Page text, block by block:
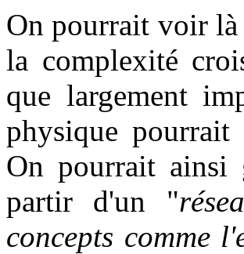
On pourrait voir là
la complexité
que largement
physique
On pourrait ainsi
partir d'un "
concepts comme